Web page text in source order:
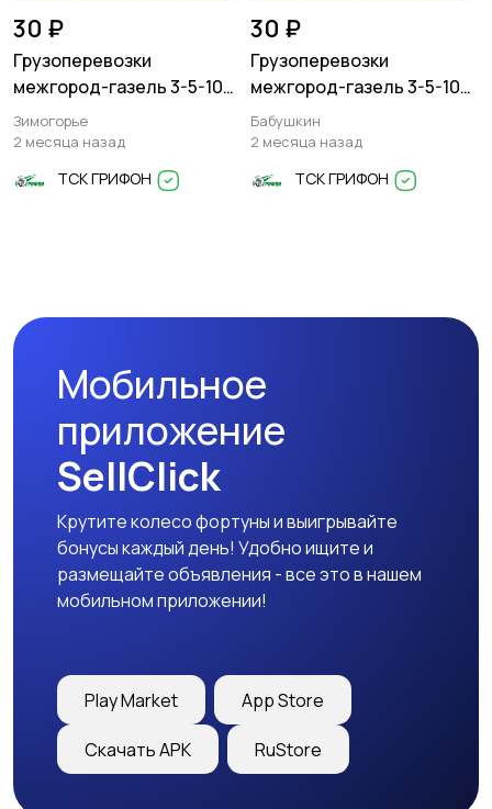
30 ₽
Грузоперевозки
межгород-газель 3-5-10
тонн
Зимогорье
2 месяца назад
ТСК ГРИФОН
30 ₽
Грузоперевозки
межгород-газель 3-5-10
тонн
Бабушкин
2 месяца назад
ТСК ГРИФОН
Мобильное
приложение
SellClick
Крутите колесо фортуны и выигрывайте
бонусы каждый день! Удобно ищите и
размещайте объявления - все это в нашем
мобильном приложении!
Play Market App Store
Скачать APK RuStore